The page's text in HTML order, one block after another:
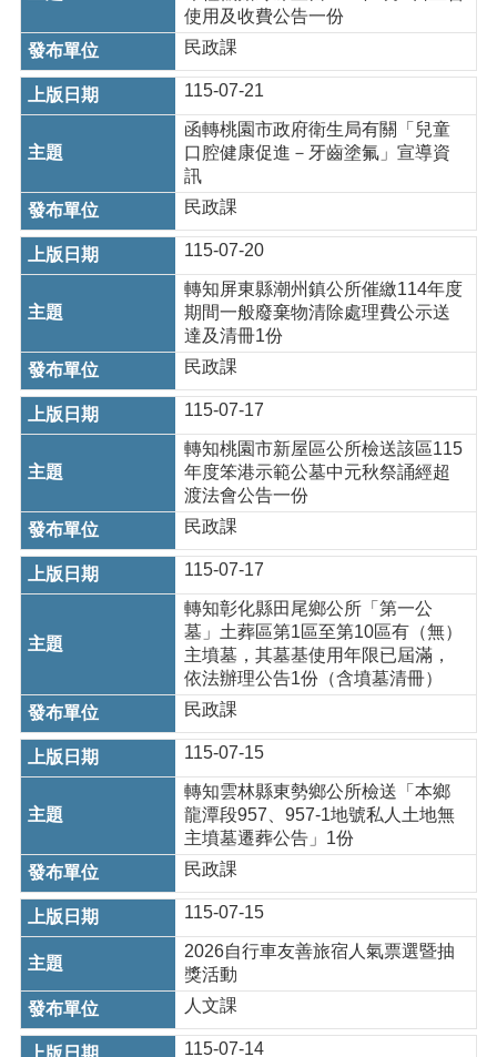
府
隱
私
政
政
府
網
資
開
放
宣
告
網
安
全
政
策
使用及收費公告一份
民政課
115-07-21
函轉桃園市政府衛生局有關「兒童
口腔健康促進－牙齒塗氟」宣導資
訊
民政課
115-07-20
轉知屏東縣潮州鎮公所催繳114年度
期間一般廢棄物清除處理費公示送
達及清冊1份
民政課
115-07-17
轉知桃園市新屋區公所檢送該區115
年度笨港示範公墓中元秋祭誦經超
渡法會公告一份
民政課
115-07-17
轉知彰化縣田尾鄉公所「第一公
墓」土葬區第1區至第10區有（無）
主墳墓，其墓基使用年限已屆滿，
依法辦理公告1份（含墳墓清冊）
民政課
115-07-15
轉知雲林縣東勢鄉公所檢送「本鄉
龍潭段957、957-1地號私人土地無
主墳墓遷葬公告」1份
民政課
115-07-15
2026自行車友善旅宿人氣票選暨抽
獎活動
人文課
115-07-14